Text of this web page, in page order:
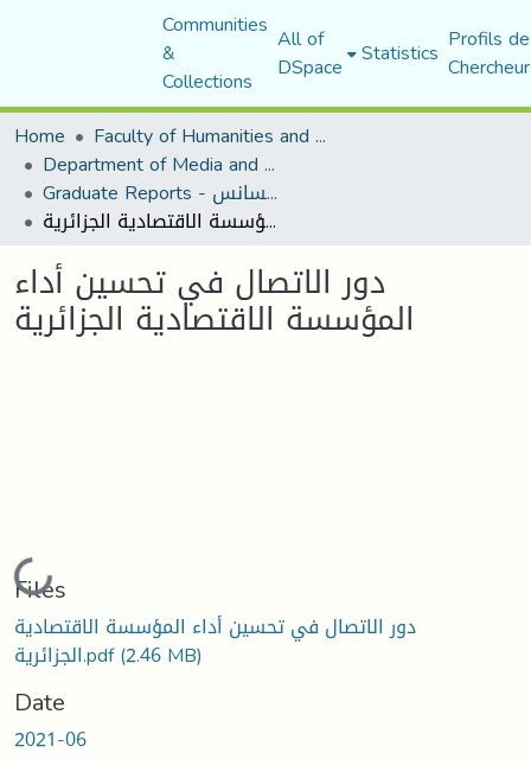
Communities
&
Collections
All of
DSpace Statistics Profils
Home
Faculty of Humanities and Social Sciences
Department of Media and Communication Studies
Graduate Reports - تقارير الليسانس
دور الاتصال في تحسين أداء المؤسسة الاقتصادية الجزائرية
دور الاتصال في تحسين أداء
المؤسسة الاقتصادية الجزائرية
Loading...
Files
دور الاتصال في تحسين أداء المؤسسة الاقتصادية
الجزائرية.pdf(2.46 MB)
Date
2021-06